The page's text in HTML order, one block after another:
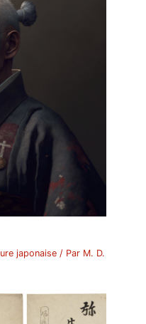
japonaise / Par M. D.